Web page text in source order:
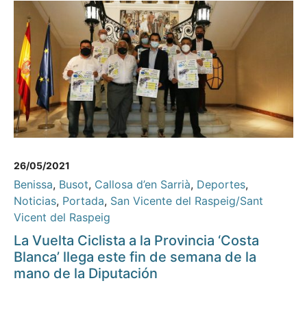
26/05/2021
Benissa, Busot, Callosa d’en Sarrià, Deportes,
Noticias, Portada, San Vicente del Raspeig/Sant
Vicent del Raspeig
La Vuelta Ciclista a la Provincia ‘Costa
Blanca’ llega este fin de semana de la
mano de la Diputación